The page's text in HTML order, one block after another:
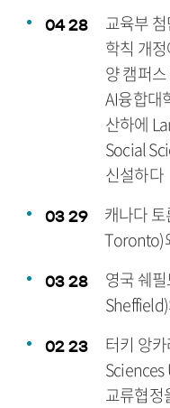
0428
교육부
학칙 개
양 캠퍼
AI융합대
산하에
Social
신설하다
03 29
캐나다
Toronto)
03 28
영국 쉐
02 23
터키 앙
교류협정